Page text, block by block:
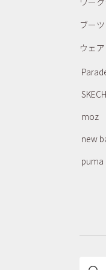
ブーツ
ウェア
moz
new
puma